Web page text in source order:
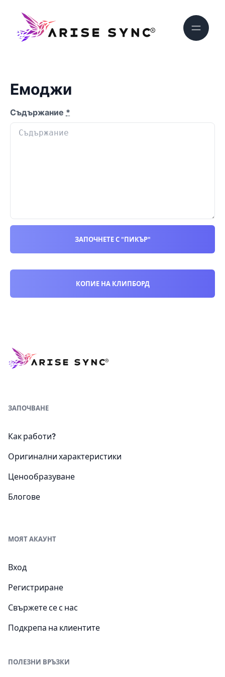
Емоджи
Съдържание *
ЗАПОЧНЕТЕ С "ПИКЪР"
КОПИЕ НА КЛИПБОРД
ЗАПОЧВАНЕ
Как работи?
Оригинални характеристики
Ценообразуване
Блогове
МОЯТ АКАУНТ
Вход
Регистриране
Свържете се с нас
Подкрепа на клиентите
ПОЛЕЗНИ ВРЪЗКИ